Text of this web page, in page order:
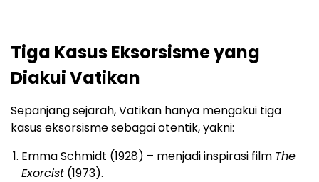
Tiga Kasus Eksorsisme yang
Diakui Vatikan
Sepanjang sejarah, Vatikan hanya mengakui tiga
kasus eksorsisme sebagai otentik, yakni:
Emma Schmidt (1928) – menjadi inspirasi film The
Exorcist (1973).